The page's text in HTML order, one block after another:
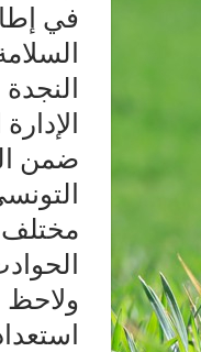
في
ضمن
مختلف
ولاحظ